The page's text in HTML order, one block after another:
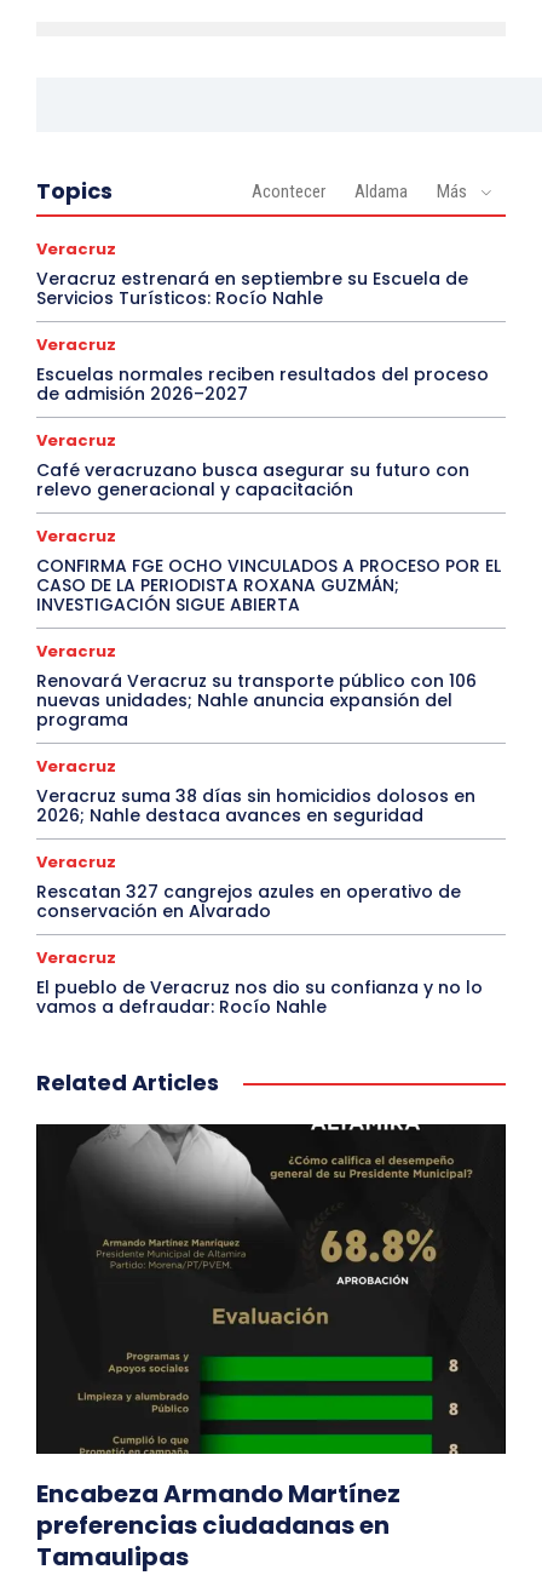
Topics Acontecer Aldama Más
Veracruz
Veracruz estrenará en septiembre su Escuela de
Servicios Turísticos: Rocío Nahle
Veracruz
Escuelas normales reciben resultados del proceso
de admisión 2026–2027
Veracruz
Café veracruzano busca asegurar su futuro con
relevo generacional y capacitación
Veracruz
CONFIRMA FGE OCHO VINCULADOS A PROCESO POR EL
CASO DE LA PERIODISTA ROXANA GUZMÁN;
INVESTIGACIÓN SIGUE ABIERTA
Veracruz
Renovará Veracruz su transporte público con 106
nuevas unidades; Nahle anuncia expansión del
programa
Veracruz
Veracruz suma 38 días sin homicidios dolosos en
2026; Nahle destaca avances en seguridad
Veracruz
Rescatan 327 cangrejos azules en operativo de
conservación en Alvarado
Veracruz
El pueblo de Veracruz nos dio su confianza y no lo
vamos a defraudar: Rocío Nahle
Related Articles
Encabeza Armando Martínez
preferencias ciudadanas en
Tamaulipas